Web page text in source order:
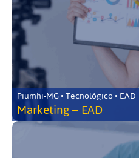
Piumhi-MG • Tecnológico • EAD
Marketing – EAD